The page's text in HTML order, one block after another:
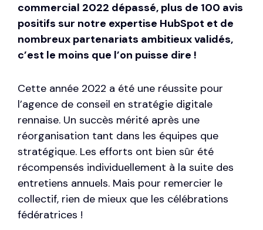
commercial 2022 dépassé, plus de 100 avis
positifs sur notre expertise HubSpot et de
nombreux partenariats ambitieux validés,
c’est le moins que l’on puisse dire !
Cette année 2022 a été une réussite pour
l’agence de conseil en stratégie digitale
rennaise. Un succès mérité après une
réorganisation tant dans les équipes que
stratégique. Les efforts ont bien sûr été
récompensés individuellement à la suite des
entretiens annuels. Mais pour remercier le
collectif, rien de mieux que les célébrations
fédératrices !